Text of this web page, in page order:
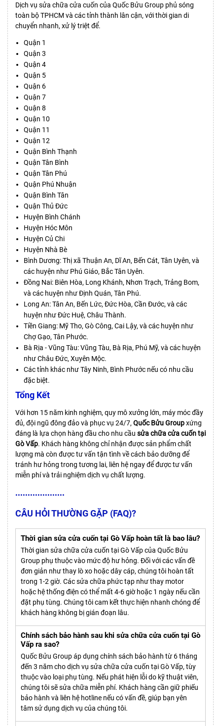
Dịch vụ sửa chữa cửa cuốn của Quốc Bửu Group phủ sóng
toàn bộ TPHCM và các tỉnh thành lân cận, với thời gian di
chuyển nhanh, xử lý triệt để.
Quận 1
Quận 3
Quận 4
Quận 5
Quận 6
Quận 7
Quận 8
Quận 10
Quận 11
Quận 12
Quận Bình Thạnh
Quận Tân Bình
Quận Tân Phú
Quận Phú Nhuận
Quận Bình Tân
Quận Thủ Đức
Huyện Bình Chánh
Huyện Hóc Môn
Huyện Củ Chi
Huyện Nhà Bè
Bình Dương: Thị xã Thuận An, Dĩ An, Bến Cát, Tân Uyên, và
các huyện như Phú Giáo, Bắc Tân Uyên.
Đồng Nai: Biên Hòa, Long Khánh, Nhơn Trạch, Trảng Bom,
và các huyện như Định Quán, Tân Phú.
Long An: Tân An, Bến Lức, Đức Hòa, Cần Đước, và các
huyện như Đức Huệ, Châu Thành.
Tiền Giang: Mỹ Tho, Gò Công, Cai Lậy, và các huyện như
Chợ Gạo, Tân Phước.
Bà Rịa - Vũng Tàu: Vũng Tàu, Bà Rịa, Phú Mỹ, và các huyện
như Châu Đức, Xuyên Mộc.
Các tỉnh khác như Tây Ninh, Bình Phước nếu có nhu cầu
đặc biệt.
Tổng Kết
Với hơn 15 năm kinh nghiệm, quy mô xưởng lớn, máy móc đầy
đủ, đội ngũ đông đảo và phục vụ 24/7,Quốc Bửu Groupxứng
đáng là lựa chọn hàng đầu cho nhu cầu sửa chữa cửa cuốn tại
Gò Vấp. Khách hàng không chỉ nhận được sản phẩm chất
lượng mà còn được tư vấn tận tình về cách bảo dưỡng để
tránh hư hỏng trong tương lai, liên hệ ngay để được tư vấn
miễn phí và trải nghiệm dịch vụ chất lượng.
••••••••••••••••••••
CÂU HỎI THƯỜNG GẶP (FAQ)?
Thời gian sửa cửa cuốn tại Gò Vấp hoàn tất là bao lâu?
Thời gian sửa chữa cửa cuốn tại Gò Vấp của Quốc Bửu
Group phụ thuộc vào mức độ hư hỏng. Đối với các vấn đề
đơn giản như thay lò xo hoặc dây cáp, chúng tôi hoàn tất
trong 1-2 giờ. Các sửa chữa phức tạp như thay motor
hoặc hệ thống điện có thể mất 4-6 giờ hoặc 1 ngày nếu cần
đặt phụ tùng. Chúng tôi cam kết thực hiện nhanh chóng để
khách hàng không bị gián đoạn lâu.
Chính sách bảo hành sau khi sửa chữa cửa cuốn tại Gò
Vấp ra sao?
Quốc Bửu Group áp dụng chính sách bảo hành từ 6 tháng
đến 3 năm cho dịch vụ sửa chữa cửa cuốn tại Gò Vấp, tùy
thuộc vào loại phụ tùng. Nếu phát hiện lỗi do kỹ thuật viên,
chúng tôi sẽ sửa chữa miễn phí. Khách hàng cần giữ phiếu
bảo hành và liên hệ hotline nếu có vấn đề, giúp bạn yên
tâm sử dụng dịch vụ của chúng tôi.